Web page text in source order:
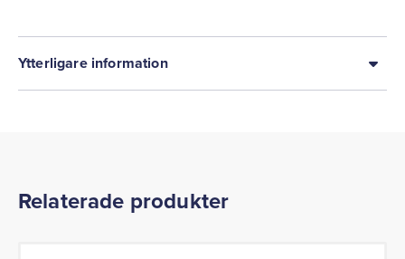
Ytterligare information
Relaterade produkter